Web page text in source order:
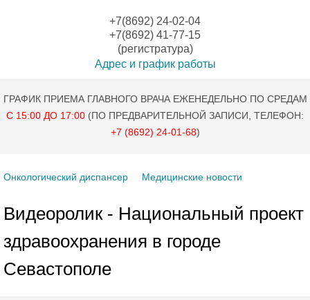
+7(8692) 24-02-04
+7(8692) 41-77-15
(регистратура)
Адрес и график работы
ГРАФИК ПРИЕМА ГЛАВНОГО ВРАЧА ЕЖЕНЕДЕЛЬНО ПО СРЕДАМ
С 15:00 ДО 17:00 (ПО ПРЕДВАРИТЕЛЬНОЙ ЗАПИСИ, ТЕЛЕФОН:
+7 (8692) 24-01-68)
Онкологический диспансер Медицинские новости
Видеоролик - Национальный проект
здравоохранения в городе
Севастополе